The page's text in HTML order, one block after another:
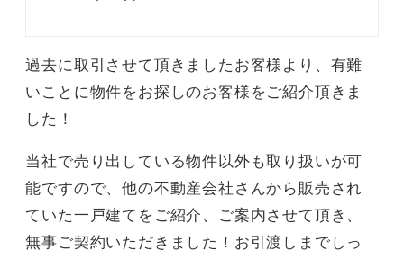
過去に取引させて頂きましたお客様より、有難
いことに物件をお探しのお客様をご紹介頂きま
した！
当社で売り出している物件以外も取り扱いが可
能ですので、他の不動産会社さんから販売され
ていた一戸建てをご紹介、ご案内させて頂き、
無事ご契約いただきました！お引渡しまでしっ